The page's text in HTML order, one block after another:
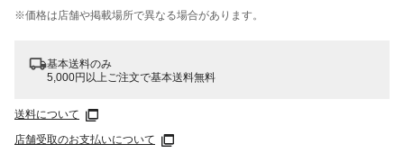
※価格は​店舗や​掲載場所で​異なる​場合が​あります。
基本送料のみ
5,000円以上ご注文で基本送料無料
送料について
店舗受取のお支払いについて